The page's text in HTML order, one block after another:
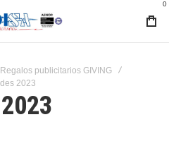
0
Regalos publicitarios GIVING
2023